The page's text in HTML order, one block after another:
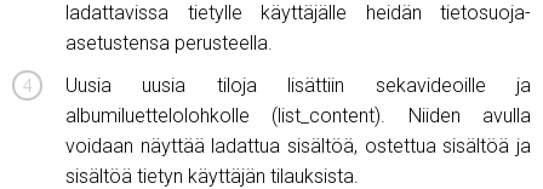
ladattavissa tietylle käyttäjälle heidän tietosuoja-
asetustensa perusteella.
Uusia uusia tiloja lisättiin sekavideoille ja
albumiluettelolohkolle (list_content). Niiden avulla
voidaan näyttää ladattua sisältöä, ostettua sisältöä ja
sisältöä tietyn käyttäjän tilauksista.